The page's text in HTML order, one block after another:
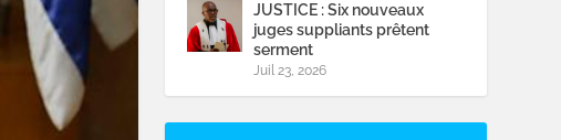
JUSTICE : Six nouveaux
juges suppliants prêtent
serment
Juil 23, 2026